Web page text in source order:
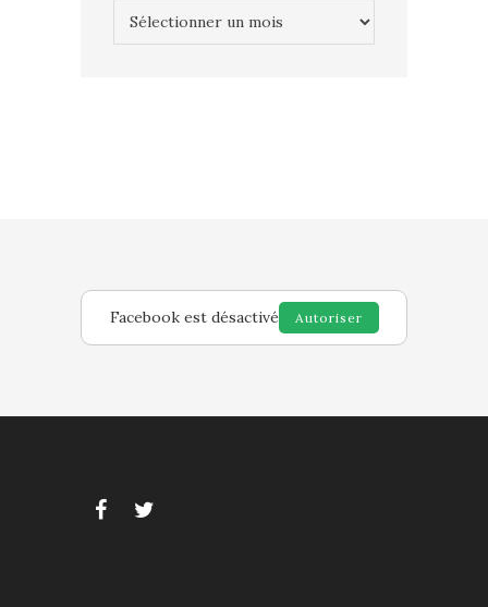
Facebook est désactivé Autoriser